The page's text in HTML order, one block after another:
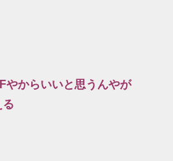
やからいいと思うんやが
る